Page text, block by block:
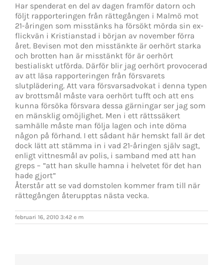
Har spenderat en del av dagen framför datorn och
följt rapporteringen från rättegången i Malmö mot
21-åringen som misstänks ha försökt mörda sin ex-
flickvän i Kristianstad i början av november förra
året. Bevisen mot den misstänkte är oerhört starka
och brotten han är misstänkt för är oerhört
bestialiskt utförda. Därför blir jag oerhört provocerad
av att läsa rapporteringen från försvarets
slutplädering. Att vara försvarsadvokat i denna typen
av brottsmål måste vara oerhört tufft och att ens
kunna försöka försvara dessa gärningar ser jag som
en mänsklig omöjlighet. Men i ett rättssäkert
samhälle måste man följa lagen och inte döma
någon på förhand. I ett sådant här hemskt fall är det
dock lätt att stämma in i vad 21-åringen själv sagt,
enligt vittnesmål av polis, i samband med att han
greps – ”att han skulle hamna i helvetet för det han
hade gjort”
Återstår att se vad domstolen kommer fram till när
rättegången återupptas nästa vecka.
februari 16, 2010 3:42 e m